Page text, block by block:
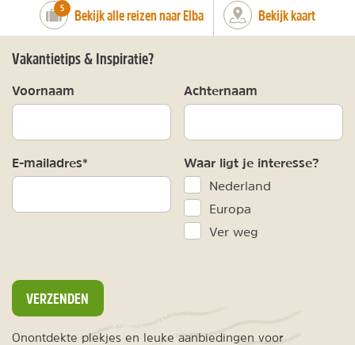
number_of_trips:
5 Bekijk alle reizen naar Elba Bekijk kaart
Vakantietips & Inspiratie?
Voornaam Achternaam
E-mailadres* Waar ligt je interesse?
Nederland
Europa
Ver weg
VERZENDEN
Onontdekte plekjes en leuke aanbiedingen voor